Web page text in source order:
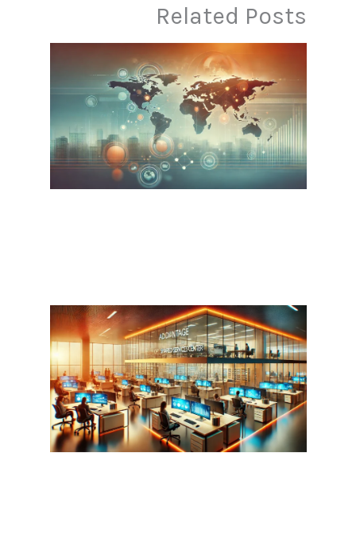
Related Posts